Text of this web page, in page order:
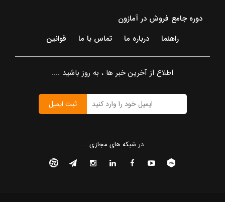
دوره جامع فروش در آمازون
راهنما
درباره ما تماس با ما قوانین
اطلاع از آخرین خبر ها ، به روز باشید ....
ثبت ایمیل
در شبکه های مجازی ...